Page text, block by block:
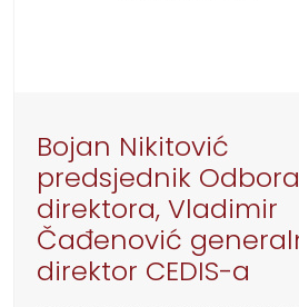
Bojan Nikitović
predsjednik Odbora
direktora, Vladimir
Čađenović
direktor CEDIS-a